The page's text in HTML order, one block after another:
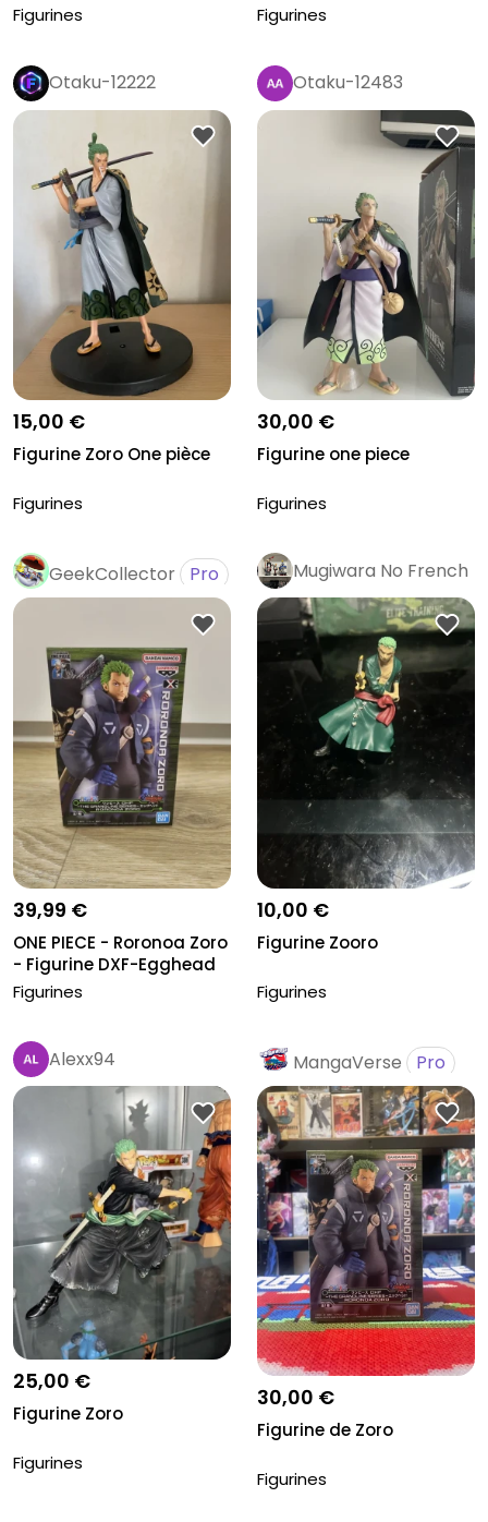
Figurines Figurines
Otaku-12222
15,00 €
Figurine Zoro One pièce
Figurines
Otaku-12483
30,00 €
Figurine one piece
Figurines
GeekCollector Pro
39,99 €
ONE PIECE - Roronoa Zoro
- Figurine DXF-Egghead
17...
Figurines
Mugiwara No French
10,00 €
Figurine Zooro
Figurines
Alexx94
25,00 €
Figurine Zoro
Figurines
MangaVerse Pro
30,00 €
Figurine de Zoro
Figurines